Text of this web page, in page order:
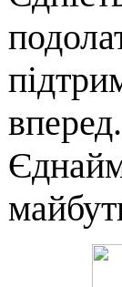
вперед.